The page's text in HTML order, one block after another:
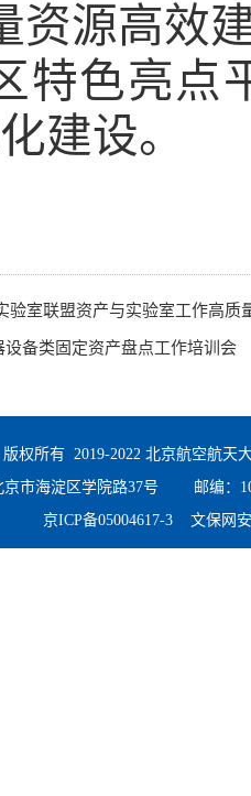
资源高效
特色亮点
建设。
验室联盟资产与实验室工作高质
设备类固定资产盘点工作培训会
版权所有 2019-2022 北京航空航天
京市海淀区学院路37号 邮编：
京ICP备05004617-3 文保网安